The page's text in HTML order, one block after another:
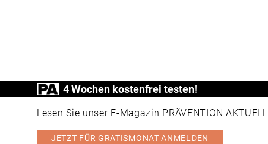
4 Wochen kostenfrei testen!
Lesen Sie unser E-Magazin PRÄVENTION
JETZT FÜR GRATISMONAT ANMELDEN